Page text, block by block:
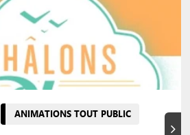
ANIMATIONS TOUT PUBLIC